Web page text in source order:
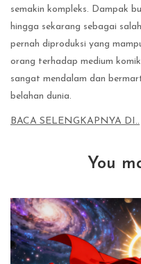
semakin kompleks. Dampak
hingga sekarang sebagai
pernah diproduksi yang
orang terhadap medium
sangat mendalam dan
belahan dunia.
BACA SELENGKAPNYA DI..
You